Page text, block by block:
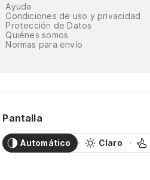
Ayuda
Condiciones de uso y privacidad
Protección de Datos
Quiénes somos
Normas para envío
Pantalla
Automático Claro